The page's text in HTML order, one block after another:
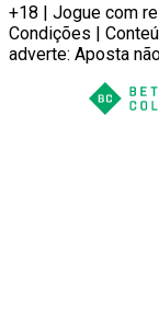
+18 | Jogue com
Condições |
adverte: Aposta